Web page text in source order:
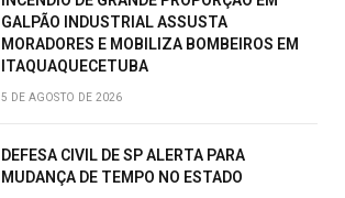
GALPÃO INDUSTRIAL ASSUSTA
MORADORES E MOBILIZA BOMBEIROS EM
ITAQUAQUECETUBA
5 DE AGOSTO DE 2026
DEFESA CIVIL DE SP ALERTA PARA
MUDANÇA DE TEMPO NO ESTADO